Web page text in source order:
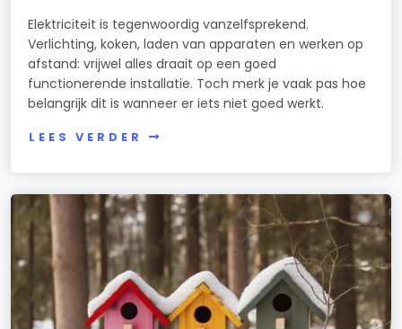
Elektriciteit is tegenwoordig vanzelfsprekend.
Verlichting, koken, laden van apparaten en werken op
afstand: vrijwel alles draait op een goed
functionerende installatie. Toch merk je vaak pas hoe
belangrijk dit is wanneer er iets niet goed werkt.
LEES VERDER